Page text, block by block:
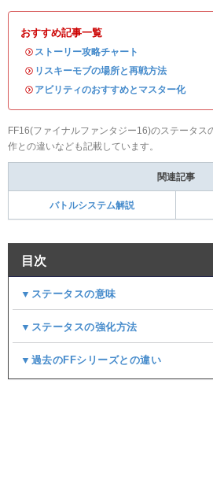
おすすめ記事一覧
・ ストーリー攻略チャート
・ リスキーモブの場所と再戦方法
・ アビリティのおすすめとマスター化
FF16(ファイナルファンタジー16)のステータス
作との違いなども記載しています。
関連記事
バトルシステム解説
目次
▼ステータスの意味
▼ステータスの強化方法
▼過去のFFシリーズとの違い